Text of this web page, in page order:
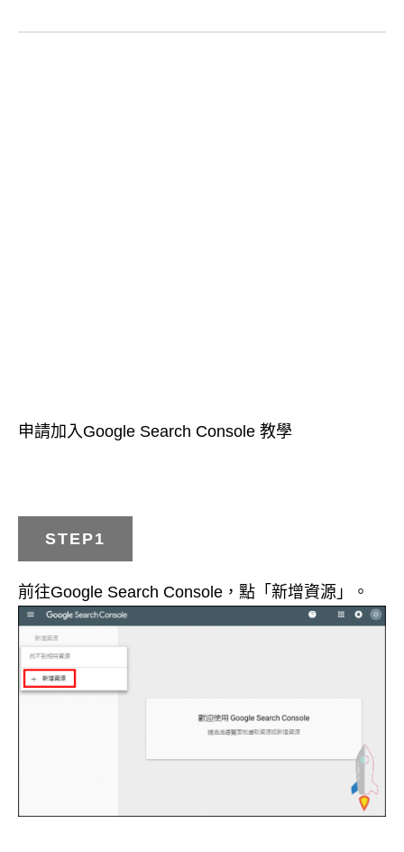
申請加入Google Search Console 教學
STEP1
前往Google Search Console，點「新增資源」。